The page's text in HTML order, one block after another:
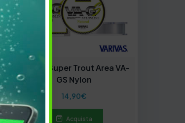
Varivas Super Trout Area VA-
GS Nylon
14,90€
Acquista